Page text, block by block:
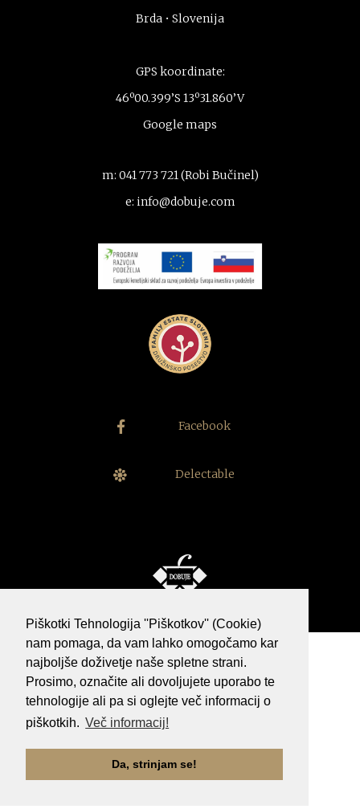
Piškotki Tehnologija ''Piškotkov'' (Cookie)
nam pomaga, da vam lahko omogočamo kar
najboljše doživetje naše spletne strani.
Prosimo, označite ali dovoljujete uporabo te
tehnologije ali pa si oglejte več informacij o
piškotkih. Več informacij!
Da, strinjam se!
Brda • Slovenija
GPS koordinate:
46º00.399’S 13º31.860’V
Google maps
m: 041 773 721 (Robi Bučinel)
e: info@dobuje.com
Facebook
Delectable
Pravno obvestilo
Politika piškotkov
Varovanje osebnih podatkov
Izdelava spletne strani:
Carpediem d.o.o.